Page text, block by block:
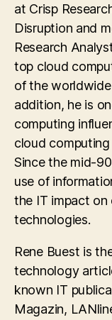
at Crisp
Disruption and
Research
top cloud
of the
addition, he is
computing
cloud
Since the mid-
use of
the IT impact on
technologies.
Rene Buest is
technology
known IT
Magazin,